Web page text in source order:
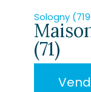
Sologny
(71)